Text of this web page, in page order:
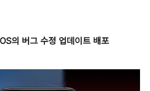
의 버그 수정 업데이트 배포